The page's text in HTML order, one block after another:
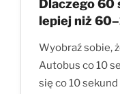
Dlaczego 60
lepiej niż
Wyobraź sobie,
Autobus co 10
się co 10